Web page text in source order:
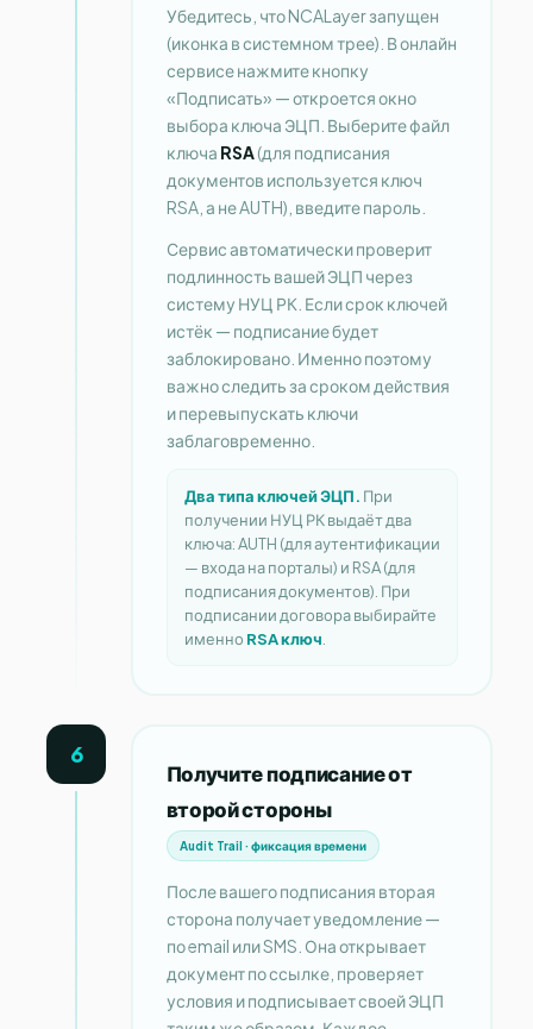
Убедитесь, что NCALayer запущен
(иконка в системном трее). В онлайн
сервисе нажмите кнопку
«Подписать» — откроется окно
выбора ключа ЭЦП. Выберите файл
ключа RSA(для подписания
документов используется ключ
RSA, а не AUTH), введите пароль.
Сервис автоматически проверит
подлинность вашей ЭЦП через
систему НУЦ РК. Если срок ключей
истёк — подписание будет
заблокировано. Именно поэтому
важно следить за сроком действия
и перевыпускать ключи
заблаговременно.
Два типа ключей ЭЦП. При
получении НУЦ РК выдаёт два
ключа: AUTH (для аутентификации
— входа на порталы) и RSA (для
подписания документов). При
подписании договора выбирайте
именно RSA ключ
6
Получите подписание от
второй стороны
Audit Trail · фиксация времени
После вашего подписания вторая
сторона получает уведомление —
по email или SMS. Она открывает
документ по ссылке, проверяет
условия и подписывает своей ЭЦП